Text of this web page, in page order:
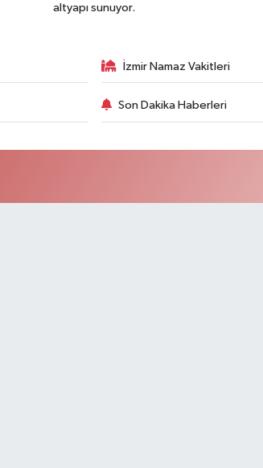
altyapı sunuyor.
İzmir Namaz Vakitleri
Son Dakika Haberleri